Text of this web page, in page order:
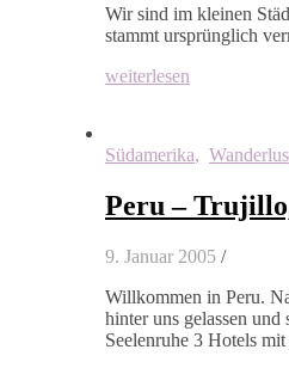
Wir sind im kleinen
stammt ursprünglich
weiterlesen
Südamerika,
Peru –
9. Januar 2005 /
Willkommen in Peru.
hinter uns gelassen
Seelenruhe 3 Hotels